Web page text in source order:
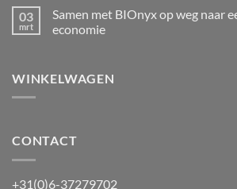
op
COMPOSIET
KEUKENAANRECHTBLAD
SCHOONMAKEN!
03
mrt
Samen met BIOnyx op weg naar
economie
Samen
met
een
circulaire
WINKELWAGEN
CONTACT
+31(0)6-37279702